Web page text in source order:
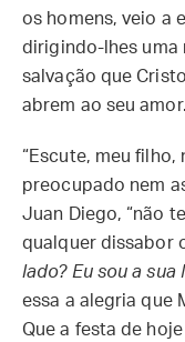
os homens, veio a
dirigindo-lhes uma
salvação que
abrem ao seu amor.
“Escute, meu filho,
preocupado nem
Juan Diego, “não
qualquer dissabor
lado? Eu sou a sua
essa a alegria que
Que a festa de